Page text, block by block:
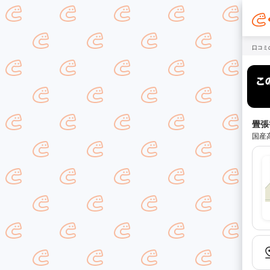
口コミ
畳
国産